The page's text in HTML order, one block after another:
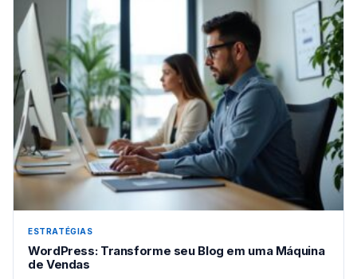
ESTRATÉGIAS
WordPress: Transforme seu Blog em uma Máquina
de Vendas